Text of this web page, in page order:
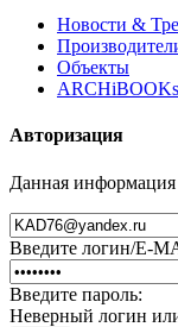
Новости &
Объекты
ARCHiBOOKs
Авторизация
Данная информация
Введите логин/E-
Введите пароль:
Неверный логин